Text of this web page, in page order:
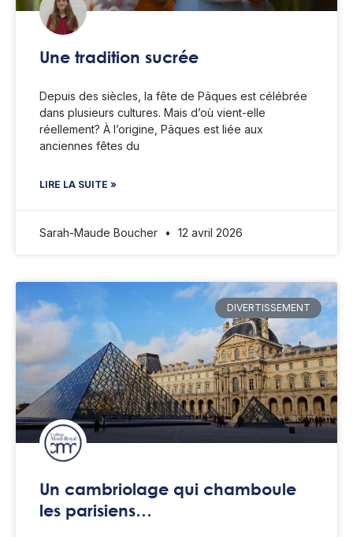
Une tradition sucrée
Depuis des siècles, la fête de Pâques est célébrée
dans plusieurs cultures. Mais d’où vient-elle
réellement? À l’origine, Pâques est liée aux
anciennes fêtes du
LIRE LA SUITE »
Sarah-Maude Boucher 12 avril 2026
DIVERTISSEMENT
Un cambriolage qui chamboule
les parisiens…